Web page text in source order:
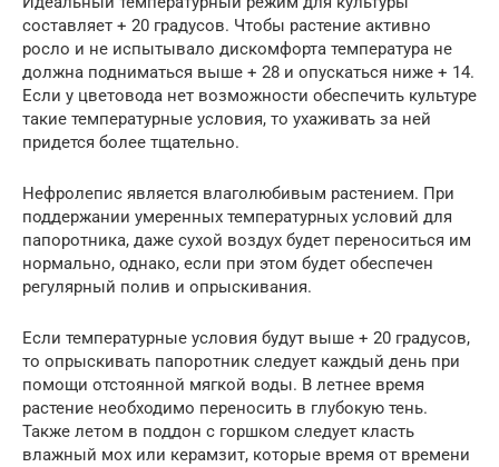
составляет + 20 градусов. Чтобы растение активно
росло и не испытывало дискомфорта температура не
должна подниматься выше + 28 и опускаться ниже + 14.
Если у цветовода нет возможности обеспечить культуре
такие температурные условия, то ухаживать за ней
придется более тщательно.
Нефролепис является влаголюбивым растением. При
поддержании умеренных температурных условий для
папоротника, даже сухой воздух будет переноситься им
нормально, однако, если при этом будет обеспечен
регулярный полив и опрыскивания.
Если температурные условия будут выше + 20 градусов,
то опрыскивать папоротник следует каждый день при
помощи отстоянной мягкой воды. В летнее время
растение необходимо переносить в глубокую тень.
Также летом в поддон с горшком следует класть
влажный мох или керамзит, которые время от времени